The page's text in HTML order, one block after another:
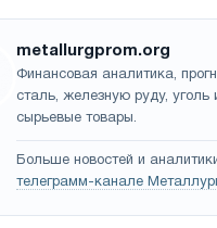
metallurgprom.org
Финансовая аналитика,
сталь, железную руду, уголь
сырьевые товары.
Больше новостей и
телеграмм-канале